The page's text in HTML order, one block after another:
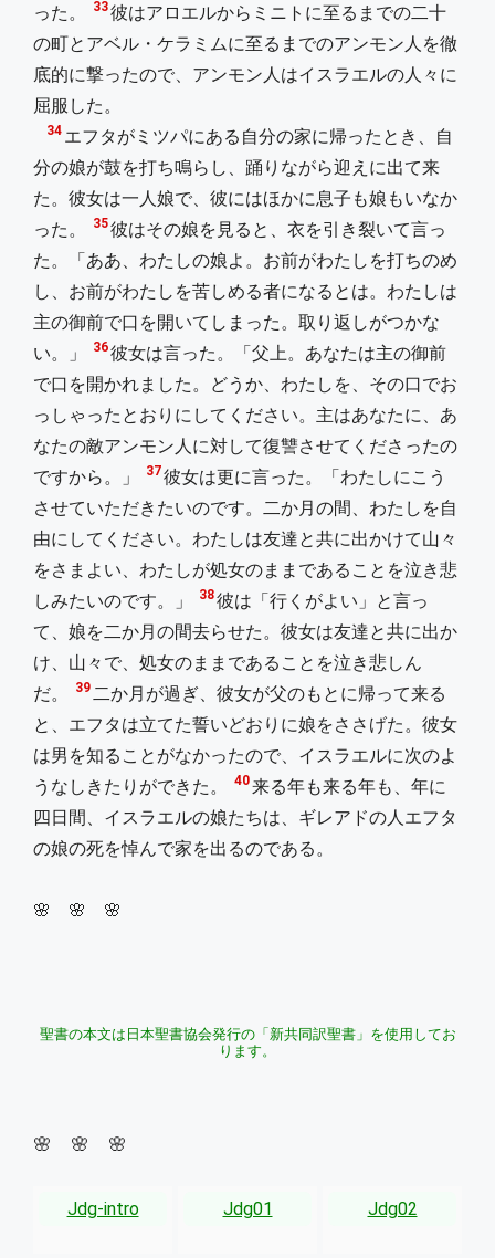
った。 33彼はアロエルからミニトに至るまでの二十
の町とアベル・ケラミムに至るまでのアンモン人を徹
底的に撃ったので、アンモン人はイスラエルの人々に
屈服した。
34 エフタがミツパにある自分の家に帰ったとき、自
分の娘が鼓を打ち鳴らし、踊りながら迎えに出て来
た。彼女は一人娘で、彼にはほかに息子も娘もいなか
った。
35彼はその娘を見ると、衣を引き裂いて言っ
た。「ああ、わたしの娘よ。お前がわたしを打ちのめ
し、お前がわたしを苦しめる者になるとは。わたしは
主の御前で口を開いてしまった。取り返しがつかな
い。」
36彼女は言った。「父上。あなたは主の御前
で口を開かれました。どうか、わたしを、その口でお
っしゃったとおりにしてください。主はあなたに、あ
なたの敵アンモン人に対して復讐させてくださったの
ですから。」
37彼女は更に言った。「わたしにこう
させていただきたいのです。二か月の間、わたしを自
由にしてください。わたしは友達と共に出かけて山々
をさまよい、わたしが処女のままであることを泣き悲
しみたいのです。」
38彼は「行くがよい」と言っ
て、娘を二か月の間去らせた。彼女は友達と共に出か
け、山々で、処女のままであることを泣き悲しん
だ。
39 二か月が過ぎ、彼女が父のもとに帰って来る
と、エフタは立てた誓いどおりに娘をささげた。彼女
は男を知ることがなかったので、イスラエルに次のよ
うなしきたりができた。
40来る年も来る年も、年に
四日間、イスラエルの娘たちは、ギレアドの人エフタ
の娘の死を悼んで家を出るのである。
🌸 🌸 🌸
聖書の本文は日本聖書協会発行の「新共同訳聖書」を使用してお
ります。
🌸 🌸 🌸
Jdg-intro Jdg01 Jdg02